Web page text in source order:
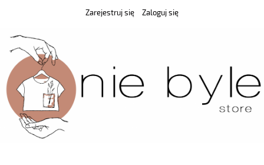
Zarejestruj się Zaloguj się